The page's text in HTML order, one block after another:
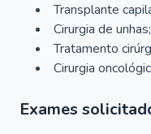
Transplante
Cirurgia de unhas;
Tratamento
Cirurgia
Exames